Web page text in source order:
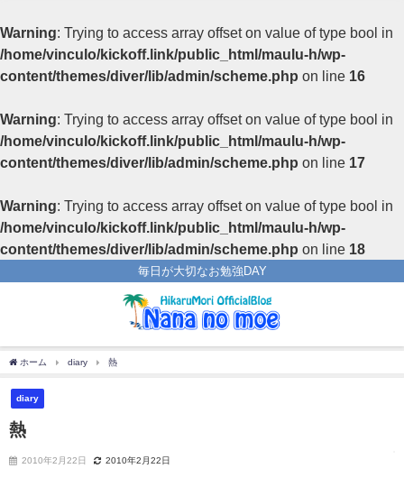
Warning: Trying to access array offset on value of type bool in
/home/vinculo/kickoff.link/public_html/maulu-h/wp-
content/themes/diver/lib/admin/scheme.php on line 16
Warning: Trying to access array offset on value of type bool in
/home/vinculo/kickoff.link/public_html/maulu-h/wp-
content/themes/diver/lib/admin/scheme.php on line 17
Warning: Trying to access array offset on value of type bool in
/home/vinculo/kickoff.link/public_html/maulu-h/wp-
content/themes/diver/lib/admin/scheme.php on line 18
毎日が大切なお勉強DAY
ホーム diary 熱
diary
熱
2010年2月22日 2010年2月22日